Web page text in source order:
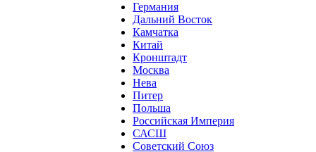
Германия
Дальний Восток
Камчатка
Китай
Кронштадт
Москва
Нева
Питер
Польша
Российская Империя
САСШ
Советский Союз